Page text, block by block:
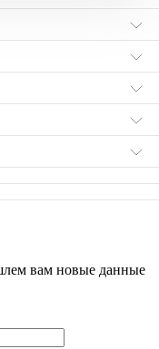
вам новые данные